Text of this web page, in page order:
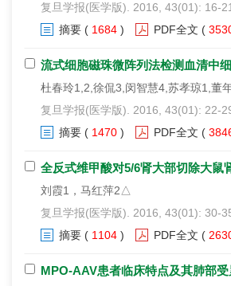
复旦学报(医学版). 2016, 43(01): 16-21.
摘要 ( 1684 ) PDF全文 (
流式细胞磁珠微阵列法检测血清中
杜春玲1,2,徐侃3,闵智慧4,苏孝琼1,董
复旦学报(医学版). 2016, 43(01): 22-
摘要 ( 1470 ) PDF全文 (
全反式维甲酸对5/6肾大部切除大鼠
刘霞1，马红萍2△
复旦学报(医学版). 2016, 43(01): 30-
摘要 ( 1104 ) PDF全文 (
MPO-AAV患者临床特点及其肺部